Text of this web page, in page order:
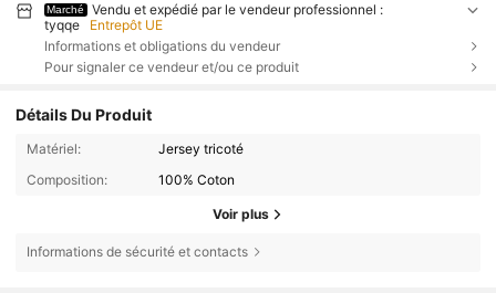
Marché
Vendu et expédié par le vendeur professionnel :
tyqqe
Entrepôt UE
Informations et obligations du vendeur
Pour signaler ce vendeur et/ou ce produit
Détails Du Produit
Matériel:
Jersey tricoté
Composition:
100% Coton
Voir plus
Informations de sécurité et contacts